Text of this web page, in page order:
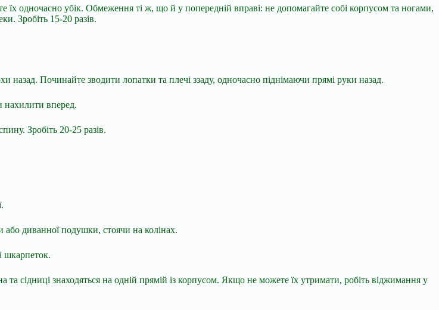
їх одночасно убік. Обмеження ті ж, що й у попередній вправі: не допомагайте собі корпусом та ногами,
Зробіть 15-20 разів.
назад. Починайте зводити лопатки та плечі ззаду, одночасно піднімаючи прямі руки назад.
нахилити вперед.
Зробіть 20-25 разів.
диванної подушки, стоячи на колінах.
шкарпеток.
сідниці знаходяться на одній прямій із корпусом. Якщо не можете їх утримати, робіть віджимання у